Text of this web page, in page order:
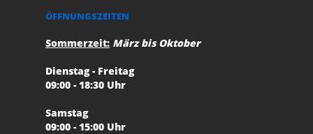
ÖFFNUNGSZEITEN
Sommerzeit: März bis Oktober
Dienstag - Freitag
09:00 - 18:30 Uhr
Samstag
09:00 - 15:00 Uhr